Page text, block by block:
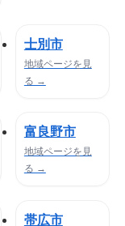
士別市
地域ページを見
る →
富良野市
地域ページを見
る →
帯広市